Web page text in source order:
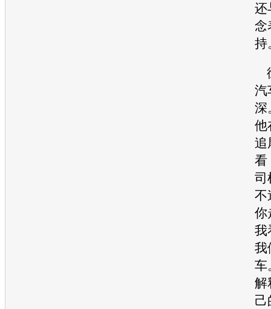
还
念
持
汽
深
他
追
看
司
不
你
我
我
车
解
己